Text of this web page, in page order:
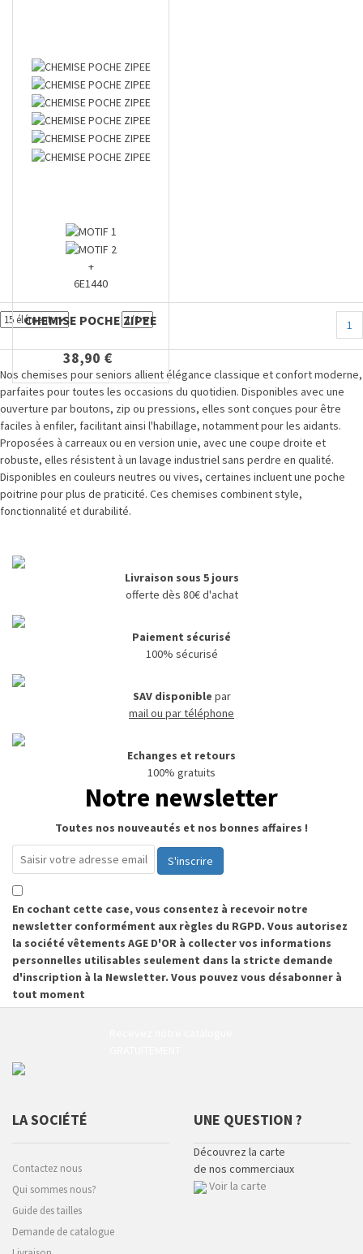
+
6E1440
CHEMISE POCHE ZIPEE
38,90 €
1
Nos chemises pour seniors allient élégance classique et confort moderne,
parfaites pour toutes les occasions du quotidien. Disponibles avec une
ouverture par boutons, zip ou pressions, elles sont conçues pour être
faciles à enfiler, facilitant ainsi l'habillage, notamment pour les aidants.
Proposées à carreaux ou en version unie, avec une coupe droite et
robuste, elles résistent à un lavage industriel sans perdre en qualité.
Disponibles en couleurs neutres ou vives, certaines incluent une poche
poitrine pour plus de praticité. Ces chemises combinent style,
fonctionnalité et durabilité.
Livraison sous 5 jours
offerte dès 80€ d'achat
Paiement sécurisé
100% sécurisé
SAV disponible par
mail ou par téléphone
Echanges et retours
100% gratuits
Notre newsletter
Toutes nos nouveautés et nos bonnes affaires !
S'inscrire
En cochant cette case, vous consentez à recevoir notre
newsletter conformément aux règles du RGPD. Vous autorisez
la société vêtements AGE D'OR à collecter vos informations
personnelles utilisables seulement dans la stricte demande
d'inscription à la Newsletter. Vous pouvez vous désabonner à
tout moment
LA SOCIÉTÉ
Contactez nous
Qui sommes nous?
Guide des tailles
Demande de catalogue
UNE QUESTION ?
Découvrez la carte
de nos commerciaux
Voir la carte